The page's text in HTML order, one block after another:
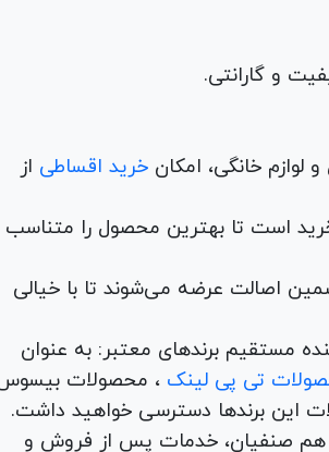
لوازم خانگی، امکانخرید اقساطی از
است تا بهترین محصول را متناسب
اصالت عرضه می‌شوند تا با خیالی
مستقیم برندهای معتبر: به عنوان
تی پی لینک ، محصولات
این برندها دسترسی خواهید داشت.
برای همکاران و هم صنفیان، خدمات پس از فروش و